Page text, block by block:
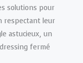
solutions pour
respectant leur
astucieux, un
fermé